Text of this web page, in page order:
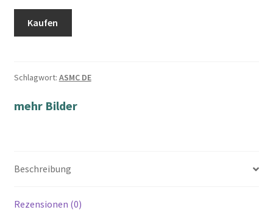
Kaufen
Schlagwort: ASMC DE
mehr Bilder
Beschreibung
Rezensionen (0)